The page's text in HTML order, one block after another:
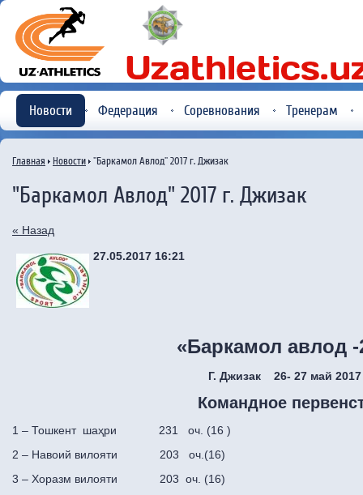
Новости Федерация Соревнования Тренерам
Главная Новости "Баркамол Авлод" 2017 г. Джизак
"Баркамол Авлод" 2017 г. Джизак
« Назад
27.05.2017 16:21
«Баркамол авлод
Г. Джизак 26- 27 май
Командное
1 – Тошкент шаҳри 231 оч. (16 )
2 – Навоий вилояти 203 оч.(16)
3 – Хоразм вилояти 203 оч. (16)